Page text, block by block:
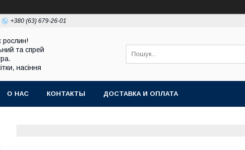
+380 (63) 679-26-01
рослин!
та спрей
насіння
О НАС КОНТАКТЫ ДОСТАВКА И ОПЛАТА